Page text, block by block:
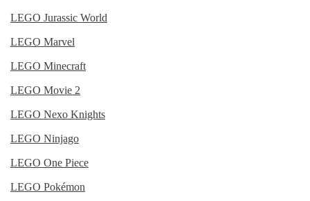
LEGO Jurassic World
LEGO Marvel
LEGO Minecraft
LEGO Movie 2
LEGO Nexo Knights
LEGO Ninjago
LEGO One Piece
LEGO Pokémon